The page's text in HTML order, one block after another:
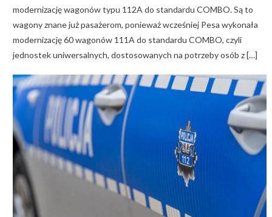
modernizację wagonów typu 112A do standardu COMBO. Są to
wagony znane już pasażerom, ponieważ wcześniej Pesa wykonała
modernizację 60 wagonów 111A do standardu COMBO, czyli
jednostek uniwersalnych, dostosowanych na potrzeby osób z […]